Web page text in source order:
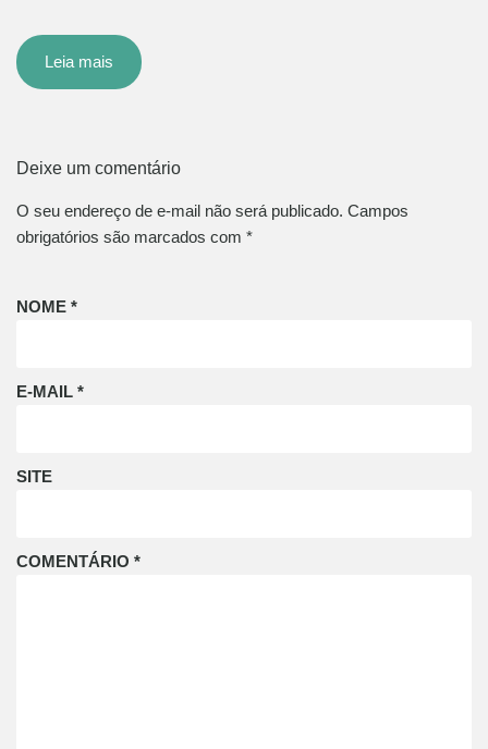
Leia mais
Deixe um comentário
O seu endereço de e-mail não será publicado. Campos
obrigatórios são marcados com *
NOME *
E-MAIL *
SITE
COMENTÁRIO *